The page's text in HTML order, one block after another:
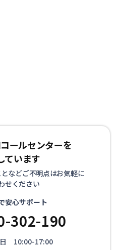
ールセンターを
ています
などご不明点はお気軽に
せください
安心サポート
302-190
日 10:00-17:00